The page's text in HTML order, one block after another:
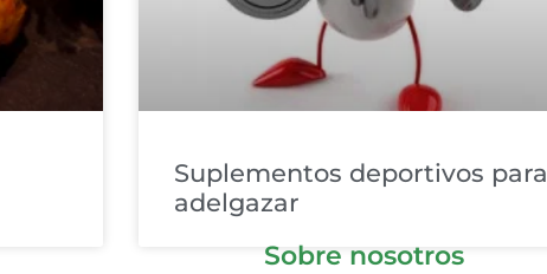
Suplementos deportivos para
adelgazar
Sobre nosotros